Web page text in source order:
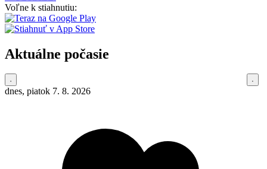
Voľne k stiahnutiu:
Aktuálne počasie
dnes, piatok 7. 8. 2026